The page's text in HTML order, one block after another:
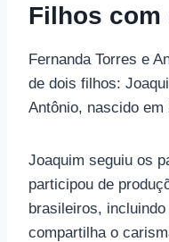
Filhos com
Fernanda Torres e
de dois filhos:
Antônio, nascido em
Joaquim seguiu os
participou de
brasileiros,
compartilha o